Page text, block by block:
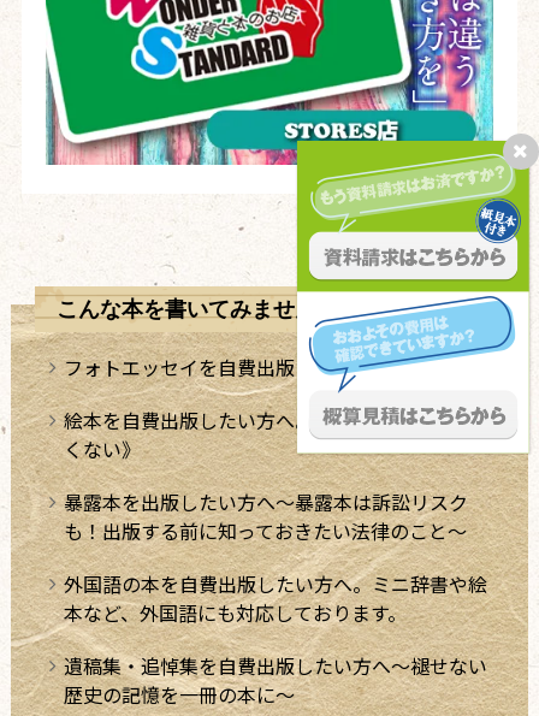
こんな本を書いてみませんか？
フォトエッセイを自費出版したい方へ
絵本を自費出版したい方へ。《絵本の出版は難し
くない》
暴露本を出版したい方へ～暴露本は訴訟リスク
も！出版する前に知っておきたい法律のこと～
外国語の本を自費出版したい方へ。ミニ辞書や絵
本など、外国語にも対応しております。
遺稿集・追悼集を自費出版したい方へ～褪せない
歴史の記憶を一冊の本に～